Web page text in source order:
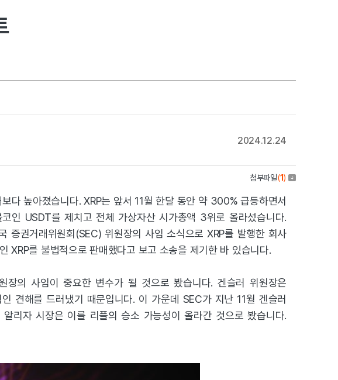
2024.12.24
첨부파일(1)
다 높아졌습니다. XRP는 앞서 11월 한달 동안 약 300% 급등하면서
인 USDT를 제치고 전체 가상자산 시가총액 3위로 올라섰습니다.
증권거래위원회(SEC) 위원장의 사임 소식으로 XRP를 발행한 회사
XRP를 불법적으로 판매했다고 보고 소송을 제기한 바 있습니다.
의 사임이 중요한 변수가 될 것으로 봤습니다. 겐슬러 위원장은
견해를 드러냈기 때문입니다. 이 가운데 SEC가 지난 11월 겐슬러
리자 시장은 이를 리플의 승소 가능성이 올라간 것으로 봤습니다.